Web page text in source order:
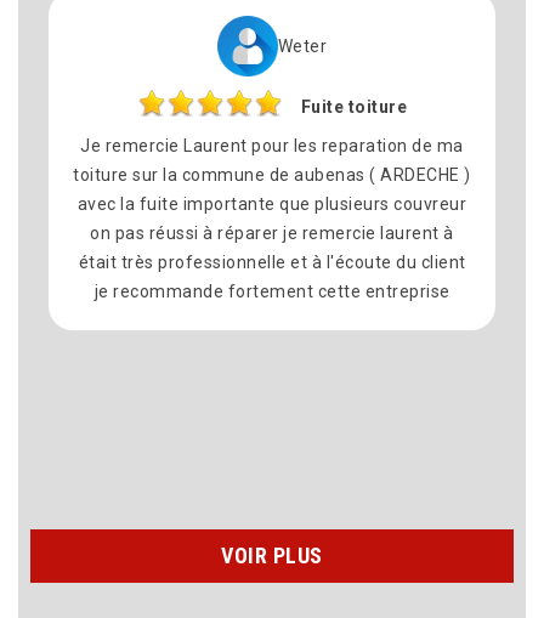
Cynthia
Réparation toiture
N’hésiter pas à faire appel à Laurent couverture
26 pour des travaux de couverture très
professionnel et très sérieux et sympathique et
les délais tenu et l’artisan à l’écoute des clients
je recommander fortement cette entreprise et
surtout avec des prix très attractif Merci encore
VOIR PLUS